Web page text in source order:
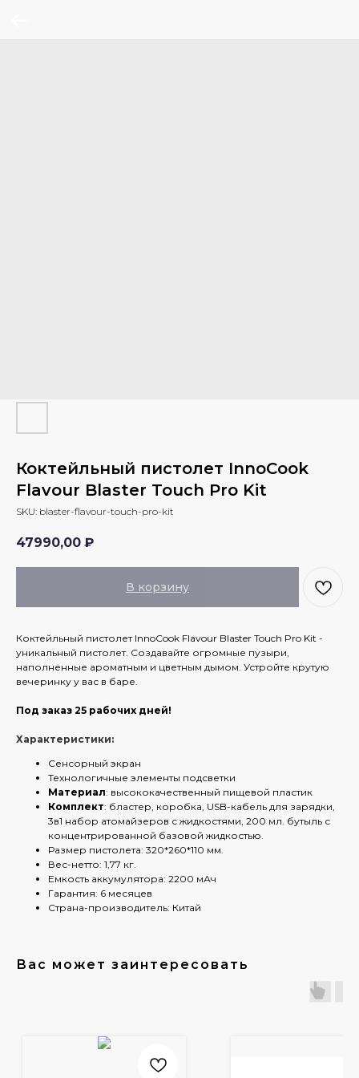
Коктейльный пистолет InnoCook
Flavour Blaster Touch Pro Kit
SKU: blaster-flavour-touch-pro-kit
47990,00 ₽
В корзину
Коктейльный пистолет InnoCook Flavour Blaster Touch Pro Kit -
уникальный пистолет. Создавайте огромные пузыри,
наполненные ароматным и цветным дымом. Устройте крутую
вечеринку у вас в баре.
Под заказ 25 рабочих дней!
Характеристики:
Сенсорный экран
Технологичные элементы подсветки
Материал: высококачественный пищевой пластик
Комплект: бластер, коробка, USB-кабель для зарядки,
3в1 набор атомайзеров с жидкостями, 200 мл. бутыль с
концентрированной базовой жидкостью.
Размер пистолета: 320*260*110 мм.
Вес-нетто: 1,77 кг.
Емкость аккумулятора: 2200 мАч
Гарантия: 6 месяцев
Страна-производитель: Китай
Вас может заинтересовать